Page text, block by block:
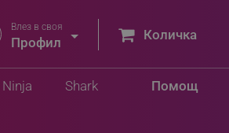
Влез в своя
Профил  Количка
Помощ
Ninja Shark